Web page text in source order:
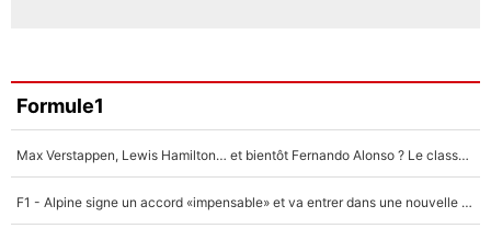
Formule1
Max Verstappen, Lewis Hamilton… et bientôt Fernando Alonso ? Le classement des pilotes les mieux payés en Formule 1 risque de changer !
F1 - Alpine signe un accord «impensable» et va entrer dans une nouvelle dimension : Grande nouvelle pour Pierre Gasly !